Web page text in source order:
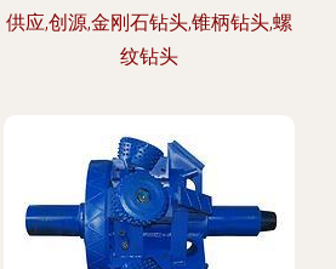
供应,创源,金刚石钻头,锥柄钻头,螺
纹钻头